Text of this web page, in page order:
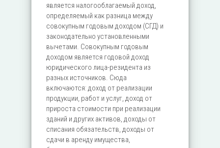
является налогооблагаемый доход,
определяемый как разница между
совокупным годовым доходом (СГД) и
законодательно установленными
вычетами. Совокупным годовым
доходом является годовой доход
юридического лица-резидента из
разных источников. Сюда
включаются: доход от реализации
продукции, работ и услуг, доход от
прироста стоимости при реализации
зданий и других активов, доходы от
списания обязательств, доходы от
сдачи в аренду имущества,